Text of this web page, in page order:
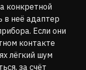
конкретной
в неё адаптер
Если они
контакте
лёгкий шум
за счёт